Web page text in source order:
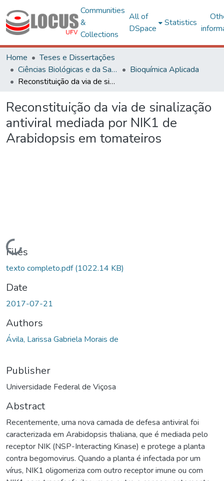
Communities
&
Collections
All of
DSpace
Statistics
Home
Teses e Dissertações
Ciências Biológicas e da Saúde
Bioquímica Aplicada
Reconstituição da via de sinalização antiviral mediada por NIK1 de Arabidopsis em tomateiros
Reconstituição da via de sinalização
antiviral mediada por NIK1 de
Arabidopsis em tomateiros
Loading...
Files
texto completo.pdf(1022.14 KB)
Date
2017-07-21
Authors
Ávila, Larissa Gabriela Morais de
Publisher
Universidade Federal de Viçosa
Abstract
Recentemente, uma nova camada de defesa antiviral foi
caracterizada em Arabidopsis thaliana, que é mediada pelo
receptor NIK (NSP-Interacting Kinase) e protege a planta
contra begomovirus. Quando a planta é infectada por um
vírus, NIK1 oligomeriza com outro receptor imune ou com